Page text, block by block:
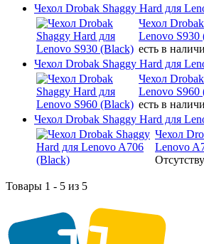
Чехол Drobak Shaggy Hard для
Чехол
Lenovo S930
есть в
Чехол Drobak Shaggy Hard для
Чехол
Lenovo S960
есть в
Чехол Drobak Shaggy Hard для
Чехол
Lenovo
Товары 1 - 5 из 5